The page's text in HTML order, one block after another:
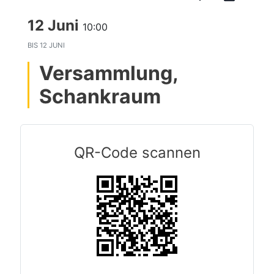
12 Juni 10:00
BIS 12 JUNI
Versammlung,
Schankraum
QR-Code scannen